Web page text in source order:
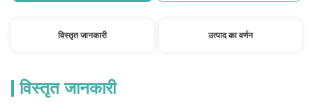
विस्तृत जानकारी उत्पाद का वर्णन
विस्तृत जानकारी